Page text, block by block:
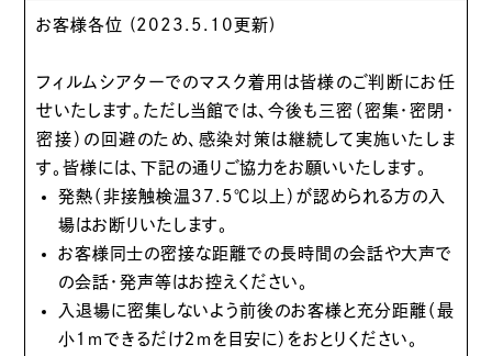
お客様各位 (2023.5.10更新)
フィルムシアターでのマスク着用は皆様のご判断にお任
せいたします。ただし当館では、今後も三密（密集・密閉・
密接）の回避のため、感染対策は継続して実施いたしま
す。皆様には、下記の通りご協力をお願いいたします。
発熱（非接触検温37.5℃以上）が認められる方の入
場はお断りいたします。
お客様同士の密接な距離での長時間の会話や大声で
の会話・発声等はお控えください。
入退場に密集しないよう前後のお客様と充分距離（最
小１ｍできるだけ２ｍを目安に）をおとりください。